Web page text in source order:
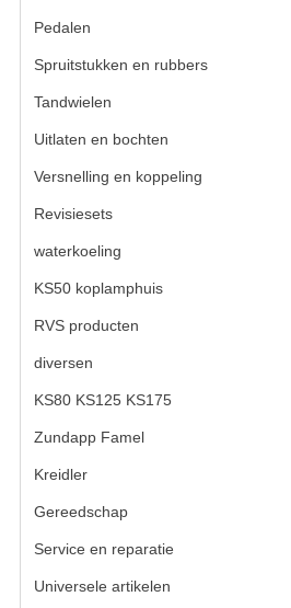
KS80 KS125 KS175
Pedalen
Spruitstukken en rubbers(17)
Tandwielen
Uitlaten en bochten
Versnelling en koppeling
Revisiesets(85)
waterkoeling
KS50 koplamphuis(22)
RVS producten
diversen
KS80 KS125 KS175(310)
Zundapp Famel(61)
Kreidler(648)
Gereedschap(5)
Service en reparatie
Universele artikelen